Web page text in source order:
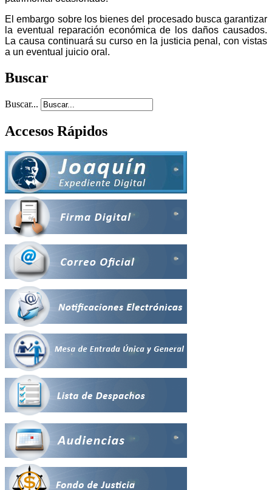
El embargo sobre los bienes del procesado busca garantizar
la eventual reparación económica de los daños causados.
La causa continuará su curso en la justicia penal, con vistas
a un eventual juicio oral.
Buscar
Buscar...
Accesos Rápidos